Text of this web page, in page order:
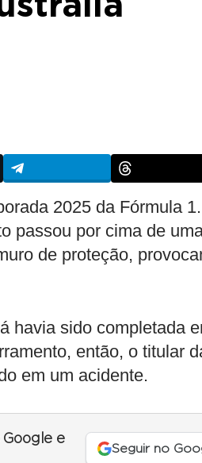
2025 da Fórmula 1.
passou por cima de
de proteção,
havia sido completada
então, o titular
em um acidente.
Google e
Seguir no